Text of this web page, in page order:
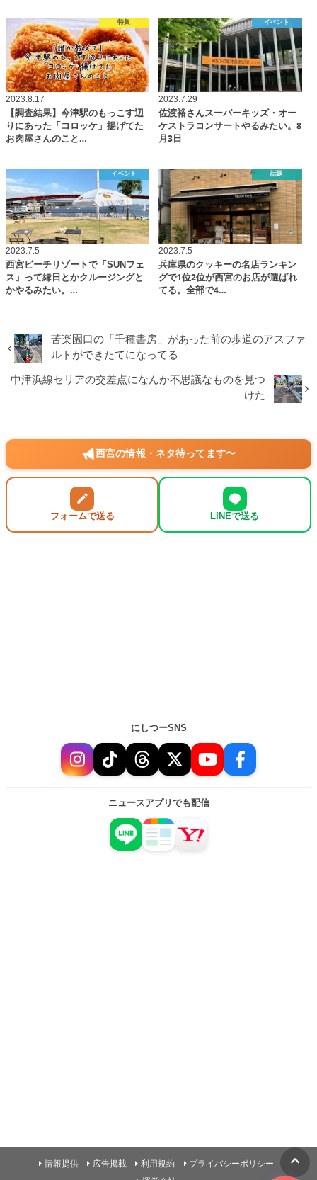
特集
2023.8.17
【調査結果】今津駅のもっこす辺
りにあった「コロッケ」揚げてた
お肉屋さんのこと…
イベント
2023.7.29
佐渡裕さんスーパーキッズ・オー
ケストラコンサートやるみたい。8
月3日
イベント
2023.7.5
西宮ビーチリゾートで「SUNフェ
ス」って縁日とかクルージングと
かやるみたい。…
話題
2023.7.5
兵庫県のクッキーの名店ランキン
グで1位2位が西宮のお店が選ばれ
てる。全部で4…
苦楽園口の「千種書房」があった前の歩道のアスファ
ルトができたてになってる
中津浜線セリアの交差点になんか不思議なものを見つ
けた
西宮の情報・ネタ待ってます〜
フォームで送る LINEで送る
にしつーSNS
ニュースアプリでも配信
情報提供 広告掲載 利用規約
プライバシーポリシー